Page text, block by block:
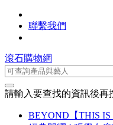
聯繫我們
滾石購物網
請輸入要查找的資訊後再
BEYOND【THIS IS